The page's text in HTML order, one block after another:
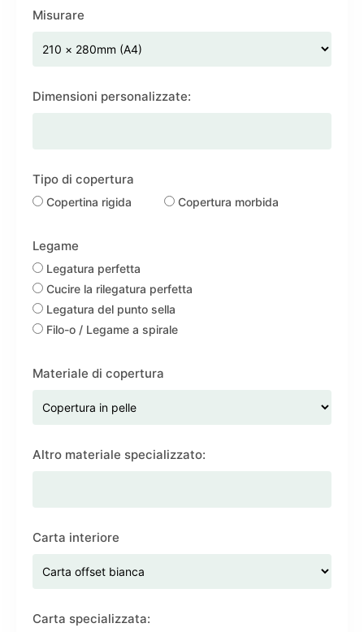
Misurare
Dimensioni personalizzate:
Tipo di copertura
Copertina rigida Copertura morbida
Legame
Legatura perfetta
Cucire la rilegatura perfetta
Legatura del punto sella
Filo-o / Legame a spirale
Materiale di copertura
Altro materiale specializzato:
Carta interiore
Carta specializzata: